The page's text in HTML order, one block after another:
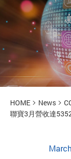
News
HOME News
聯寶3月營收達